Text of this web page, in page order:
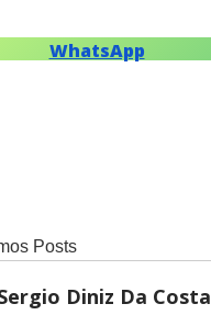
WhatsApp
Posts
Diniz Da Costa